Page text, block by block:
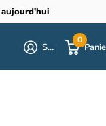
aujourd'hui
S'identifier
0